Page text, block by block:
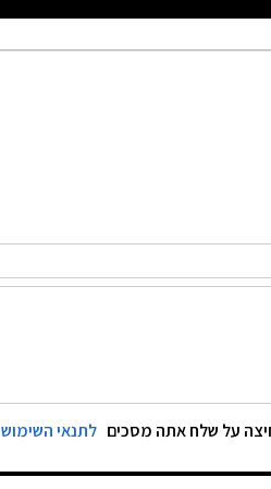
על שלח אתה מסכים לתנאי השימוש